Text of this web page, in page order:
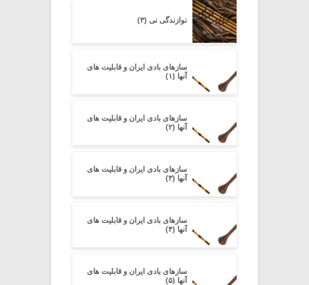
نوازندگی نی (۳)
سازهای بادی ایران و قابلیت های
آنها (۱)
سازهای بادی ایران و قابلیت های
آنها (۲)
سازهای بادی ایران و قابلیت های
آنها (۳)
سازهای بادی ایران و قابلیت های
آنها (۴)
سازهای بادی ایران و قابلیت های
آنها (۵)